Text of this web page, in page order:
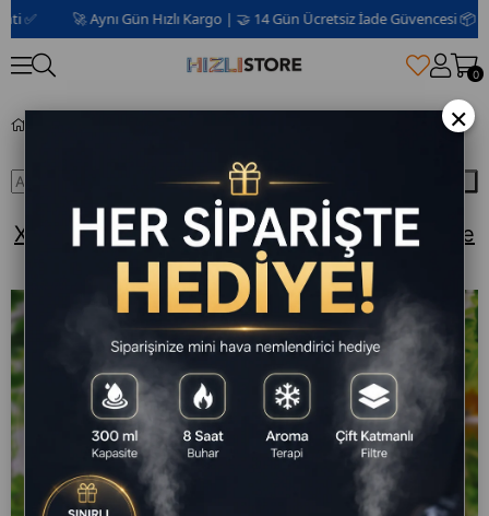
🚀 Aynı Gün Hızlı Kargo | 🤝 14 Gün Ücretsiz İade Güvencesi 📦 | 2
0
Xiaomi Mi Air Purifier 4 ile Evinizde Temiz ve
Taze Hava
×